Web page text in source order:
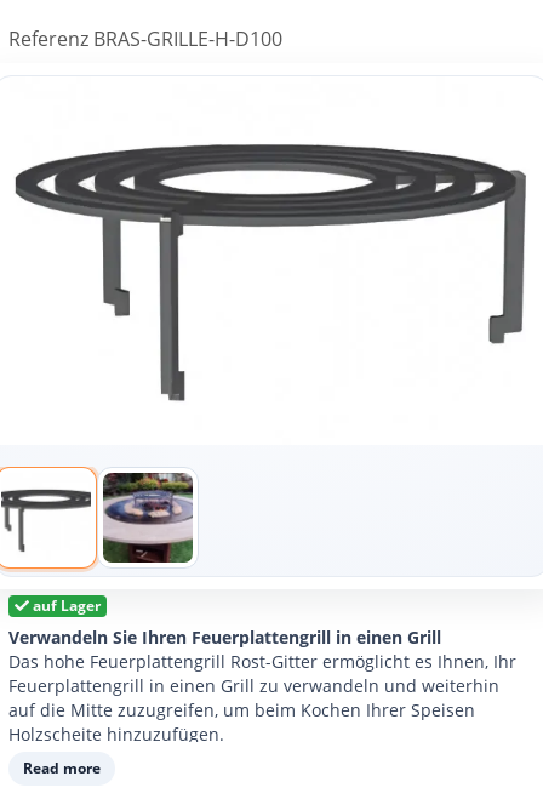
Referenz BRAS-GRILLE-H-D100
auf Lager
Verwandeln Sie Ihren Feuerplattengrill in einen Grill
Das hohe Feuerplattengrill Rost-Gitter ermöglicht es Ihnen, Ihr
Feuerplattengrill in einen Grill zu verwandeln und weiterhin
auf die Mitte zuzugreifen, um beim Kochen Ihrer Speisen
Holzscheite hinzuzufügen.
Hergestellt aus gewalztem Kohlenstoffstahl. Erhältlich für
Read more